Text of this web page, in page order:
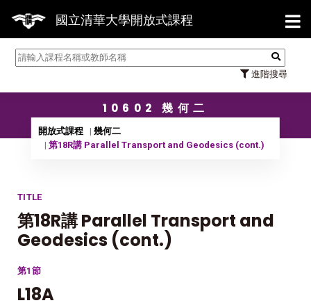
國立清華大學開放式課程
進階搜尋
【
10602 幾何二
開放式課程
幾何二
第18R講 Parallel Transport and Geodesics (cont.)
TITLE
第18R講 Parallel Transport and
Geodesics (cont.)
第1節
L18A